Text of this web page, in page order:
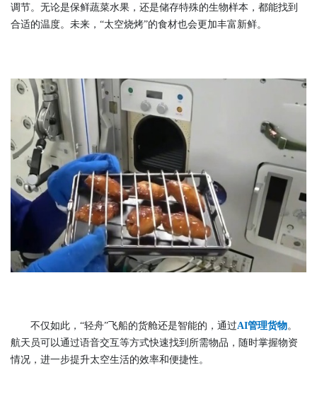
调节。无论是保鲜蔬菜水果，还是储存特殊的生物样本，都能找到
合适的温度。未来，“太空烧烤”的食材也会更加丰富新鲜。
不仅如此，“轻舟”飞船的货舱还是智能的，通过AI管理货物。
航天员可以通过语音交互等方式快速找到所需物品，随时掌握物资
情况，进一步提升太空生活的效率和便捷性。